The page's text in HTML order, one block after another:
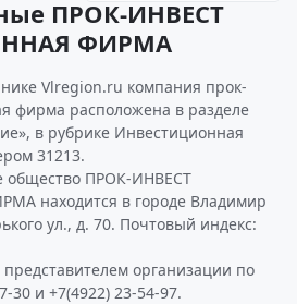
ПРОК-ИНВЕСТ
ФИРМА
Vlregion.ru компания прок-
фирма расположена в разделе
в рубрике Инвестиционная
31213.
общество ПРОК-ИНВЕСТ
находится в городе Владимир
ул., д. 70. Почтовый индекс:
организации по
30 и +7(4922) 23-54-97.